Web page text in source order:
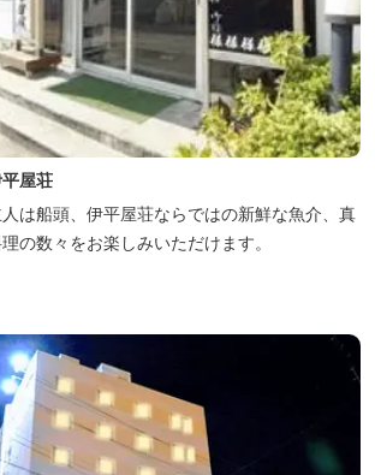
屋荘
は船頭、伊平屋荘ならではの新鮮な魚介、真
の数々をお楽しみいただけます。